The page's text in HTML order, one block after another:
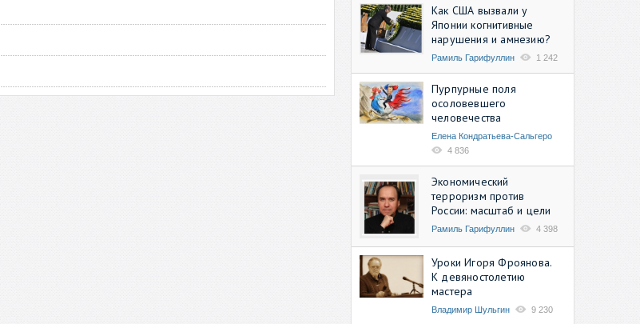
Как США вызвали у
Японии когнитивные
нарушения и амнезию?
Рамиль Гарифуллин 1 242
Пурпурные поля
осоловевшего
человечества
Елена Кондратьева-Сальгеро
4 836
Экономический
терроризм против
России: масштаб и цели
Рамиль Гарифуллин 4 398
Уроки Игоря Фроянова.
К девяностолетию
мастера
Владимир Шульгин 9 230